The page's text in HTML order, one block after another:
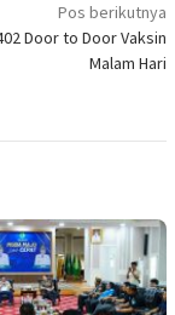
Pos berikutnya
Door to Door Vaksin
Malam Hari